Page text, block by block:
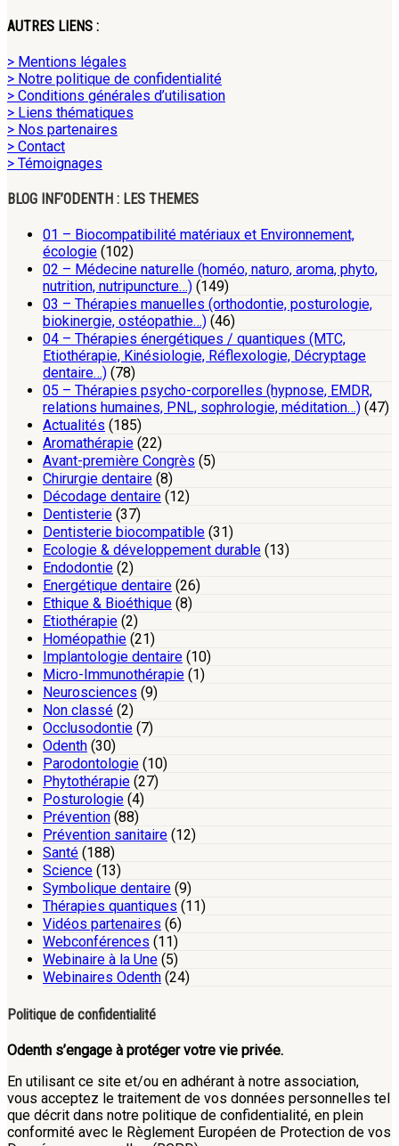
AUTRES LIENS :
> Mentions légales
> Notre politique de confidentialité
> Conditions générales d’utilisation
> Liens thématiques
> Nos partenaires
> Contact
> Témoignages
BLOG INF’ODENTH : LES THEMES
01 – Biocompatibilité matériaux et Environnement,
écologie (102)
02 – Médecine naturelle (homéo, naturo, aroma, phyto,
nutrition, nutripuncture…) (149)
03 – Thérapies manuelles (orthodontie, posturologie,
biokinergie, ostéopathie…) (46)
04 – Thérapies énergétiques / quantiques (MTC,
Etiothérapie, Kinésiologie, Réflexologie, Décryptage
dentaire…) (78)
05 – Thérapies psycho-corporelles (hypnose, EMDR,
relations humaines, PNL, sophrologie, méditation…) (47)
Actualités (185)
Aromathérapie (22)
Avant-première Congrès (5)
Chirurgie dentaire (8)
Décodage dentaire (12)
Dentisterie (37)
Dentisterie biocompatible (31)
Ecologie & développement durable (13)
Endodontie (2)
Energétique dentaire (26)
Ethique & Bioéthique (8)
Etiothérapie (2)
Homéopathie (21)
Implantologie dentaire (10)
Micro-Immunothérapie (1)
Neurosciences (9)
Non classé (2)
Occlusodontie (7)
Odenth (30)
Parodontologie (10)
Phytothérapie (27)
Posturologie (4)
Prévention (88)
Prévention sanitaire (12)
Santé (188)
Science (13)
Symbolique dentaire (9)
Thérapies quantiques (11)
Vidéos partenaires (6)
Webconférences (11)
Webinaire à la Une (5)
Webinaires Odenth (24)
Politique de confidentialité
Odenth s’engage à protéger votre vie privée.
En utilisant ce site et/ou en adhérant à notre association,
vous acceptez le traitement de vos données personnelles tel
que décrit dans notre politique de confidentialité, en plein
conformité avec le Règlement Européen de Protection de vos